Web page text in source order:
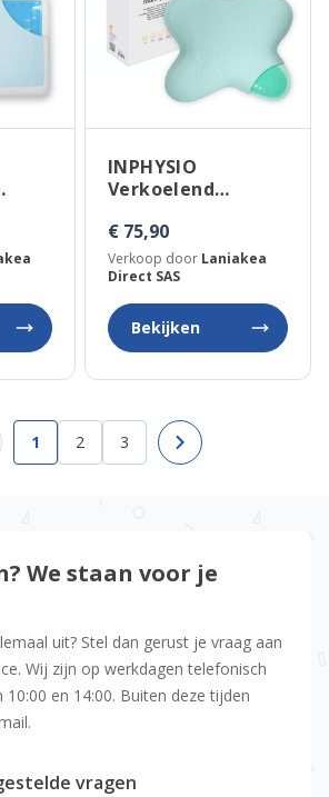
INPHYSIO
Verkoelend
vlindervormig
multipositie
€ 75,90
Verkoop door Laniakea
Direct SAS
Bekijken
U lees momenteel pagina
1 Pagina
2 Pagina
3
We staan voor je
uit? Stel dan gerust je vraag aan
Wij zijn op werkdagen telefonisch
10:00 en 14:00. Buiten deze tijden
vragen